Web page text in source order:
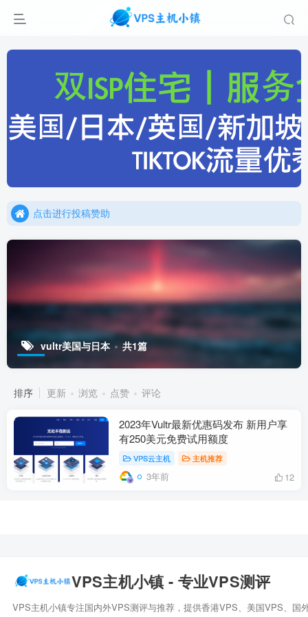
点击加入官方TG频道/聊天群
点击进行投稿赞助
点击加入官方TG频道/聊天群
vultr美国与日本 共1篇
排序 更新 浏览 点赞 评论
2023年Vultr最新优惠码发布 新用户享
有250美元免费试用额度
VPS云主机 主机推荐
3年前 12
VPS主机小镇 - 专业VPS测评
VPS主机小镇专注国内外VPS测评与推荐，提供香港VPS、美国VPS、国